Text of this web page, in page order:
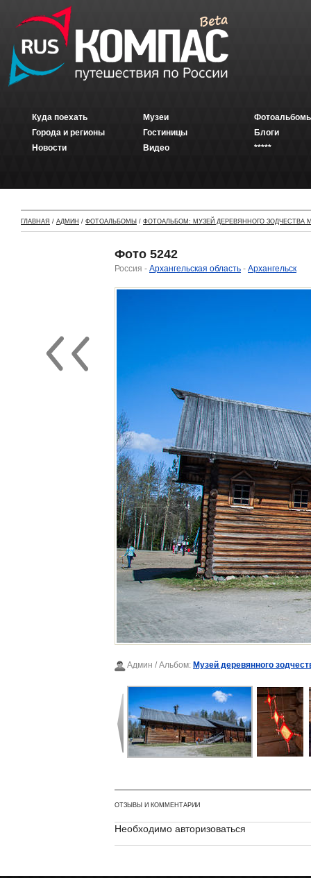
Куда поехать
Города и регионы
Новости
Музеи
Гостиницы
Видео
Блоги
*****
ГЛАВНАЯ / АДМИН / ФОТОАЛЬБОМЫ / ФОТОАЛЬБОМ: МУЗЕЙ ДЕРЕВЯННОГО ЗОДЧЕСТВА
Фото 5242
Россия - Архангельская область - Архангельск
Админ / Альбом: Музей деревянного
ОТЗЫВЫ И КОММЕНТАРИИ
Необходимо авторизоваться